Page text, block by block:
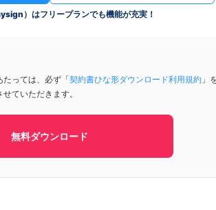
）はフリープランでも機能が充実！
たっては、必ず「契約書ひな形ダウンロード利用規約 」
ていただきます。
無料ダウンロード